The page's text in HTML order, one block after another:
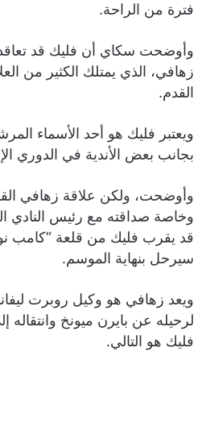
فترة من الراحة.
وأوضحت سكاي أن فليك قد تعاقد
زهافي، الذي يمتلك الكثير من
القدم.
ويعتبر فليك هو أحد الأسماء
بجانب بعض الأندية في الدوري
وأوضحت، ولكن علاقة زهافي
وخاصة صداقته مع رئيس النادي
قد يقرب فليك من قلعة “كامب
سيرحل بنهاية الموسم.
ويعد زهافي هو وكيل روبرت
لرحيله عن بايرن ميونخ وانتقاله
فليك هو التالي.